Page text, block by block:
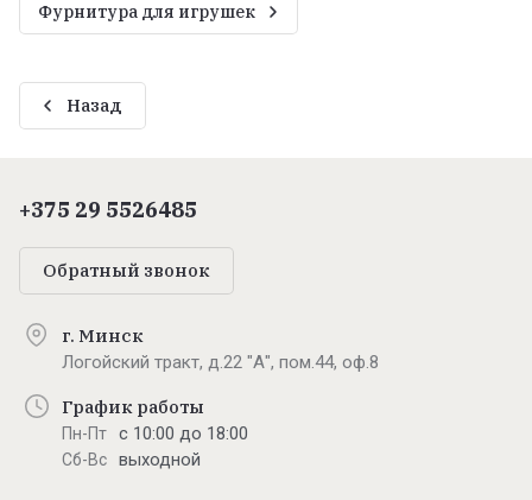
Фурнитура для игрушек
Назад
+375 29 5526485
Обратный звонок
г. Минск
Логойский тракт, д.22 "А", пом.44, оф.8
График работы
Пн-Пт с 10:00 до 18:00
Сб-Вс выходной